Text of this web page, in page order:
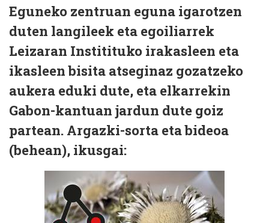
Eguneko zentruan eguna igarotzen
duten langileek eta egoiliarrek
Leizaran Institituko irakasleen eta
ikasleen bisita atseginaz gozatzeko
aukera eduki dute, eta elkarrekin
Gabon-kantuan jardun dute goiz
partean. Argazki-sorta eta bideoa
(behean), ikusgai: